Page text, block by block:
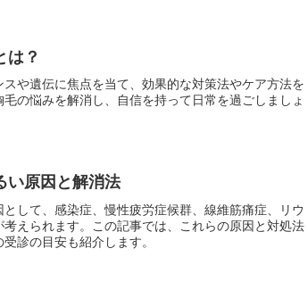
は？
や遺伝に焦点を当て、効果的な対策法やケア方法を
の悩みを解消し、自信を持って日常を過ごしましょ
い原因と解消法
して、感染症、慢性疲労症候群、線維筋痛症、リウ
えられます。この記事では、これらの原因と対処法
診の目安も紹介します。